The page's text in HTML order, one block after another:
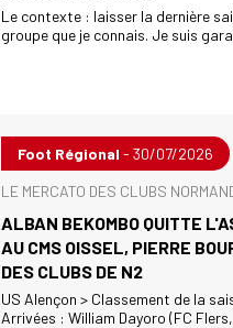
Le contexte : laisser la dernière
groupe que je connais. Je suis
Foot Régional - 30/07/2026
LE MERCATO DES CLUBS
ALBAN BEKOMBO QUITTE
AU CMS OISSEL, PIERRE
DES CLUBS DE N2
US Alençon > Classement de la
Arrivées : William Dayoro (FC